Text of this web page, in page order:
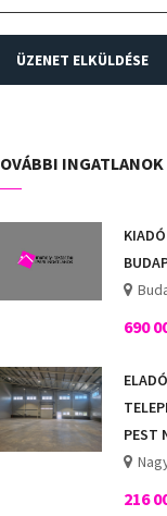
ÜZENET ELKÜLDÉSE
INGATLANOK
690
PEST
216